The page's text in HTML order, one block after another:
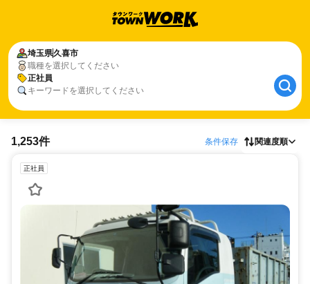
埼玉県久喜市
職種を選択してください
正社員
キーワードを選択してください
1,253件 条件保存 関連度順
正社員